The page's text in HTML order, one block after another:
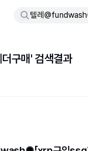
구매' 검색결과